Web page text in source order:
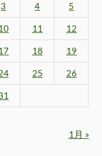
3 4 5
11 12
18 19
25 26
1月 »